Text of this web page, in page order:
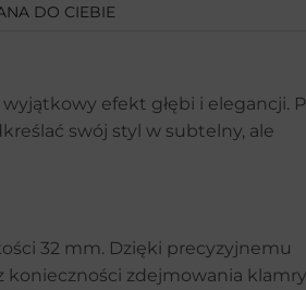
DO CIEBIE
efekt głębi i elegancji.
swój styl w subtelny, ale
32 mm. Dzięki precyzyjnemu
zdejmowania